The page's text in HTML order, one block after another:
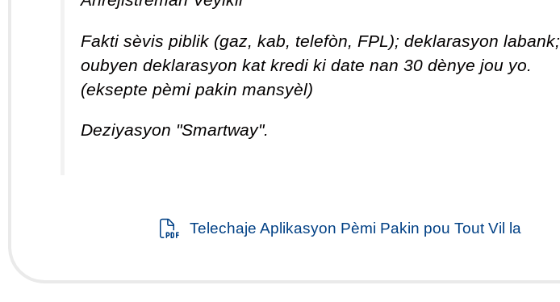
Fakti sèvis piblik (gaz, kab, telefòn, FPL); deklarasyon labank;
oubyen deklarasyon kat kredi ki date nan 30 dènye jou yo.
(eksepte pèmi pakin mansyèl)
Deziyasyon "Smartway".
Telechaje Aplikasyon Pèmi Pakin pou Tout Vil la